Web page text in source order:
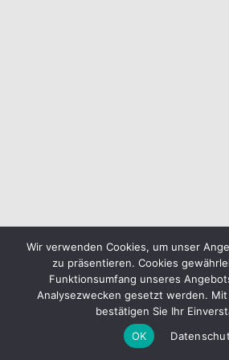
Wir verwenden Cookies, um unser
zu präsentieren. Cookies
Funktionsumfang unseres
Analysezwecken gesetzt werden. Mit
bestätigen Sie Ihr
OK